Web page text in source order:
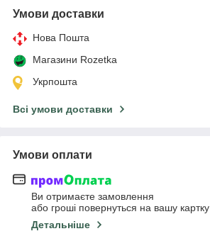
Умови доставки
Нова Пошта
Магазини Rozetka
Укрпошта
Всі умови доставки
Умови оплати
Ви отримаєте замовлення
або гроші повернуться на вашу картку
Детальніше